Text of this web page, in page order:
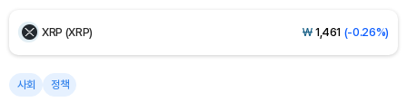
XRP (XRP) ₩ 1,461 (-0.26%)
Solana (SOL)
사회 정책